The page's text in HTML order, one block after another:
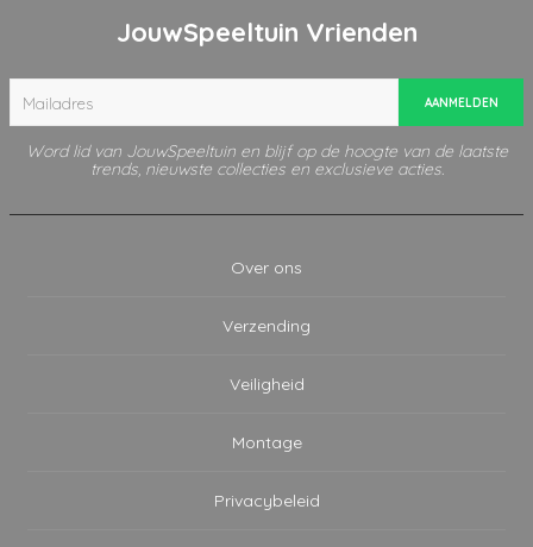
JouwSpeeltuin Vrienden
AANMELDEN
Word lid van JouwSpeeltuin en blijf op de hoogte van de laatste
trends, nieuwste collecties en exclusieve acties.
Over ons
Verzending
Veiligheid
Montage
Privacybeleid